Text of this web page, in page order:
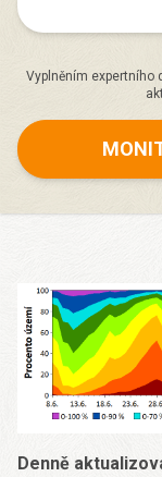
Vyplněním expertního
Denně